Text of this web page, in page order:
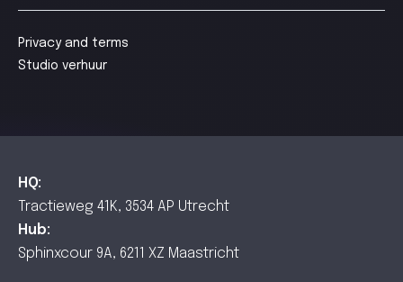
Privacy and terms
Studio verhuur
HQ:
Tractieweg 41K, 3534 AP Utrecht
Hub:
Sphinxcour 9A, 6211 XZ Maastricht